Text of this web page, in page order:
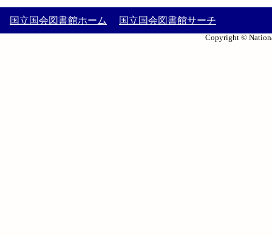
国立国会図書館ホーム 国立国会図書館サーチ
Copyright ©